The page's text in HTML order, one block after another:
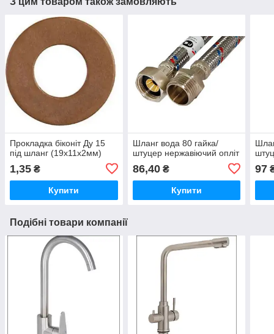
Прокладка біконіт Ду 15
під шланг (19х11х2мм)
1,35 ₴
Купити
Шланг вода 80 гайка/
штуцер нержавіючий опліт
86,40₴
Купити
97
Подібні товари компанії